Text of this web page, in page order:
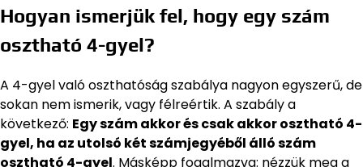
Hogyan ismerjük fel, hogy egy szám
osztható 4-gyel?
A 4-gyel való oszthatóság szabálya nagyon egyszerű, de
sokan nem ismerik, vagy félreértik. A szabály a
következő: Egy szám akkor és csak akkor osztható 4-
gyel, ha az utolsó két számjegyéből álló szám
osztható 4-gyel. Másképp fogalmazva: nézzük meg a